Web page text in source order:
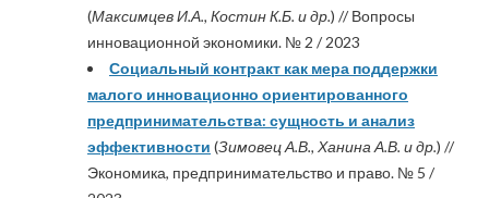
(Максимцев И.А., Костин К.Б. и др.) // Вопросы
инновационной экономики. № 2 / 2023
Социальный контракт как мера поддержки
малого инновационно ориентированного
предпринимательства: сущность и анализ
эффективности (Зимовец А.В., Ханина А.В. и др.) //
Экономика, предпринимательство и право. № 5 /